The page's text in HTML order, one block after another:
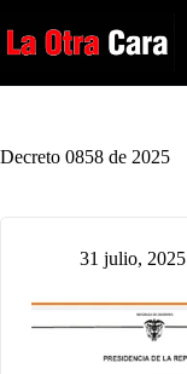
al
contenido
Decreto 0858 de 2025
31 julio, 2025